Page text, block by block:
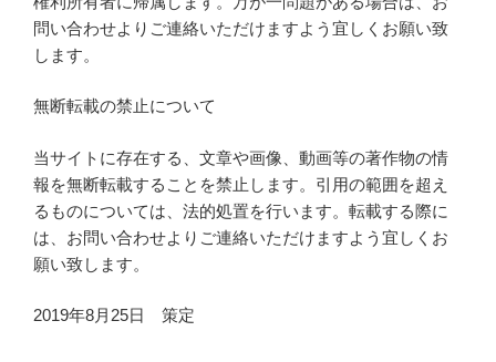
問い合わせよりご連絡いただけますよう宜しくお願い致
します。
無断転載の禁止について
当サイトに存在する、文章や画像、動画等の著作物の情
報を無断転載することを禁止します。引用の範囲を超え
るものについては、法的処置を行います。転載する際に
は、お問い合わせよりご連絡いただけますよう宜しくお
願い致します。
2019年8月25日 策定